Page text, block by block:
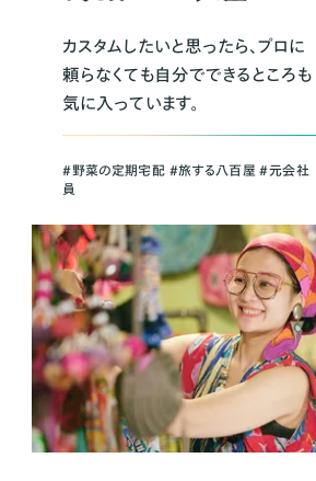
カスタムしたいと思ったら、プロに
頼らなくても自分でできるところも
気に入っています。
＃野菜の定期宅配 ＃旅する八百屋 ＃元会社
員